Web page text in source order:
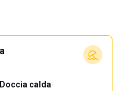
Doccia calda·